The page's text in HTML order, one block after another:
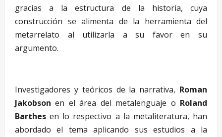
gracias a la estructura de la historia, cuya
construcción se alimenta de la herramienta del
metarrelato al utilizarla a su favor en su
argumento.
Investigadores y teóricos de la narrativa, Roman
Jakobson en el área del metalenguaje o Roland
Barthes en lo respectivo a la metaliteratura, han
abordado el tema aplicando sus estudios a la